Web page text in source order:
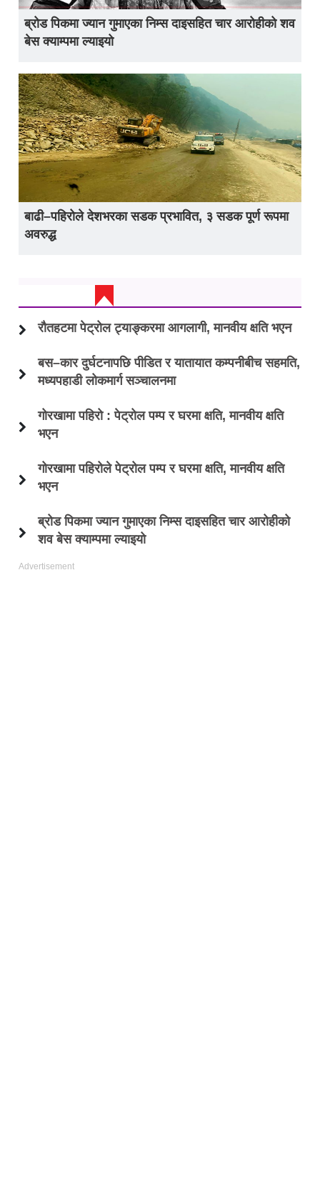
ब्रोड पिकमा ज्यान गुमाएका निम्स दाइसहित चार आरोहीको शव
बेस क्याम्पमा ल्याइयो
बाढी–पहिरोले देशभरका सडक प्रभावित, ३ सडक पूर्ण रूपमा
अवरुद्ध
रौतहटमा पेट्रोल ट्याङ्करमा आगलागी, मानवीय क्षति भएन
बस–कार दुर्घटनापछि पीडित र यातायात कम्पनीबीच सहमति,
मध्यपहाडी लोकमार्ग सञ्चालनमा
गोरखामा पहिरो : पेट्रोल पम्प र घरमा क्षति, मानवीय क्षति
भएन
गोरखामा पहिरोले पेट्रोल पम्प र घरमा क्षति, मानवीय क्षति
भएन
ब्रोड पिकमा ज्यान गुमाएका निम्स दाइसहित चार आरोहीको
शव बेस क्याम्पमा ल्याइयो